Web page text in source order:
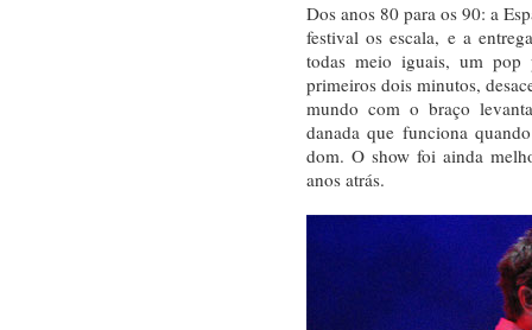
Dos anos 80 para os 90: a
festival os escala, e a
todas meio iguais, um pop
primeiros dois minutos,
mundo com o braço
danada que funciona
dom. O show foi ainda
anos atrás.